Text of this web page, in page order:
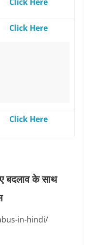
Click Here
Click Here
बदलाव के साथ
in-hindi/